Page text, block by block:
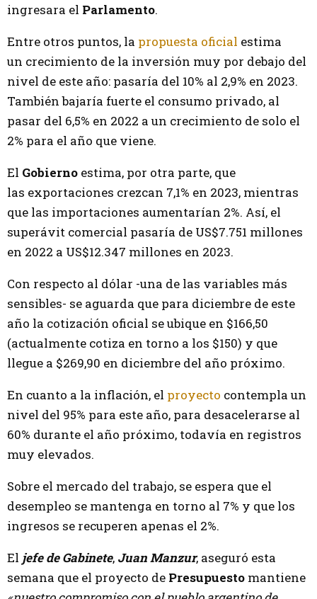
ingresara el Parlamento.
Entre otros puntos, la propuesta oficial estima
un crecimiento de la inversión muy por debajo del
nivel de este año: pasaría del 10% al 2,9% en 2023.
También bajaría fuerte el consumo privado, al
pasar del 6,5% en 2022 a un crecimiento de solo el
2% para el año que viene.
El Gobierno estima, por otra parte, que
las exportaciones crezcan 7,1% en 2023, mientras
que las importaciones aumentarían 2%. Así, el
superávit comercial pasaría de US$7.751 millones
en 2022 a US$12.347 millones en 2023.
Con respecto al dólar -una de las variables más
sensibles- se aguarda que para diciembre de este
año la cotización oficial se ubique en $166,50
(actualmente cotiza en torno a los $150) y que
llegue a $269,90 en diciembre del año próximo.
En cuanto a la inflación, el proyecto contempla un
nivel del 95% para este año, para desacelerarse al
60% durante el año próximo, todavía en registros
muy elevados.
Sobre el mercado del trabajo, se espera que el
desempleo se mantenga en torno al 7% y que los
ingresos se recuperen apenas el 2%.
El jefe de Gabinete, Juan Manzur, aseguró esta
semana que el proyecto de Presupuesto mantiene